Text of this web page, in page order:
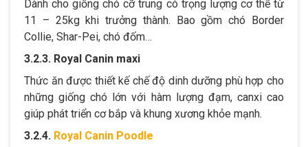
Dành cho giống chó cỡ trung có trọng lượng cơ thể từ
11 – 25kg khi trưởng thành. Bao gồm chó Border
Collie, Shar-Pei, chó đốm…
3.2.3. Royal Canin maxi
Thức ăn được thiết kế chế độ dinh dưỡng phù hợp cho
những giống chó lớn với hàm lượng đạm, canxi cao
giúp phát triển cơ bắp và khung xương khỏe mạnh.
3.2.4. Royal Canin Poodle